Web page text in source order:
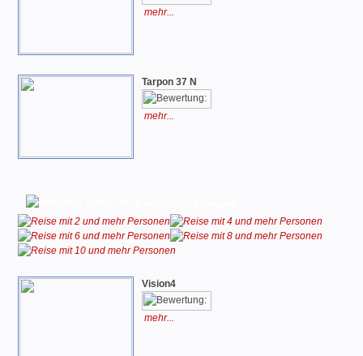
mehr...
Tarpon 37 N
mehr...
Vision4
mehr...